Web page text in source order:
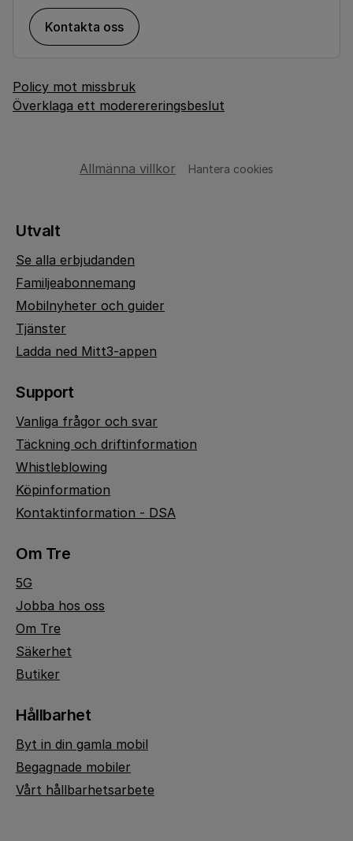
Kontakta oss
Policy mot missbruk
Överklaga ett moderereringsbeslut
Allmänna villkor Hantera cookies
Utvalt
Se alla erbjudanden
Familjeabonnemang
Mobilnyheter och guider
Tjänster
Ladda ned Mitt3-appen
Support
Vanliga frågor och svar
Täckning och driftinformation
Whistleblowing
Köpinformation
Kontaktinformation - DSA
Om Tre
5G
Jobba hos oss
Om Tre
Säkerhet
Butiker
Hållbarhet
Byt in din gamla mobil
Begagnade mobiler
Vårt hållbarhetsarbete